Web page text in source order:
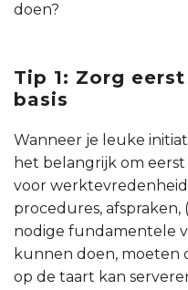
doen?
Tip 1: Zorg
basis
Wanneer je leuke
het belangrijk om
voor
procedures,
nodige fundamentele
kunnen doen, moeten
op de taart kan